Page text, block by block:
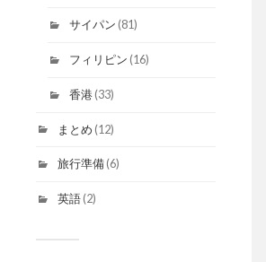
サイパン (81)
フィリピン (16)
香港(33)
まとめ (12)
旅行準備(6)
英語(2)